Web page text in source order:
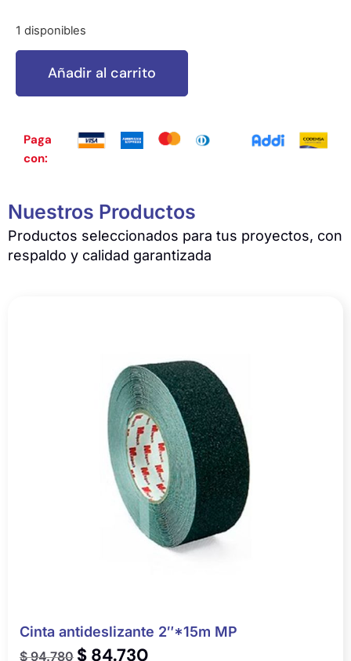
1 disponibles
Añadir al carrito
Paga
con:
Nuestros Productos
Productos seleccionados para tus proyectos, con
respaldo y calidad garantizada
Cinta antideslizante 2″*15m MP
$94.780 $ 84.730